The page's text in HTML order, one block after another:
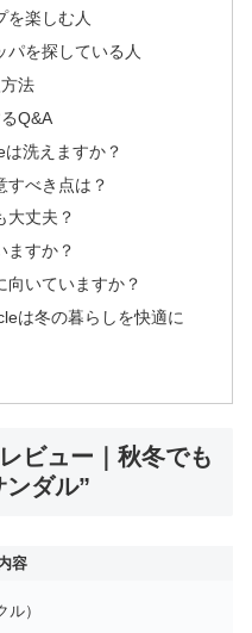
楽しむ人
を探している人
法
Q&A
洗えますか？
べき点は？
丈夫？
すか？
いていますか？
は冬の暮らしを快適に
ビュー｜秋冬でも
ダル”
容
）